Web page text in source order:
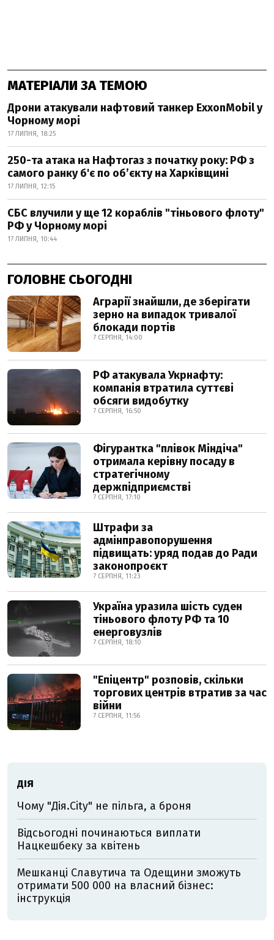
МАТЕРІАЛИ ЗА ТЕМОЮ
Дрони атакували нафтовий танкер ExxonMobil у
Чорному морі
17 ЛИПНЯ, 18:25
250-та атака на Нафтогаз з початку року: РФ з
самого ранку б'є по об’єкту на Харківщині
17 ЛИПНЯ, 12:15
СБС влучили у ще 12 кораблів "тіньового флоту"
РФ у Чорному морі
17 ЛИПНЯ, 10:44
ГОЛОВНЕ СЬОГОДНІ
Аграрії знайшли, де зберігати
зерно на випадок тривалої
блокади портів
7 СЕРПНЯ, 14:00
РФ атакувала Укрнафту:
компанія втратила суттєві
обсяги видобутку
7 СЕРПНЯ, 16:50
Фігурантка "плівок Міндіча"
отримала керівну посаду в
стратегічному
держпідприємстві
7 СЕРПНЯ, 17:10
Штрафи за
адмінправопорушення
підвищать: уряд подав до Ради
законопроєкт
7 СЕРПНЯ, 11:23
Україна уразила шість суден
тіньового флоту РФ та 10
енерговузлів
7 СЕРПНЯ, 18:10
"Епіцентр" розповів, скільки
торгових центрів втратив за час
війни
7 СЕРПНЯ, 11:56
ДІЯ
Чому "Дія.City" не пільга, а броня
Відсьогодні починаються виплати
Нацкешбеку за квітень
Мешканці Славутича та Одещини зможуть
отримати 500 000 на власний бізнес:
інструкція